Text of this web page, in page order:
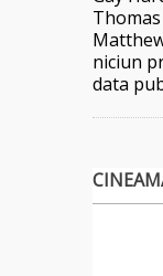
niciun
data